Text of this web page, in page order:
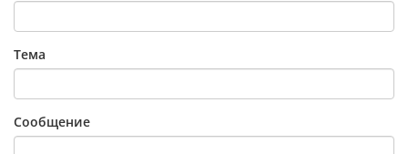
Тема
Сообщение